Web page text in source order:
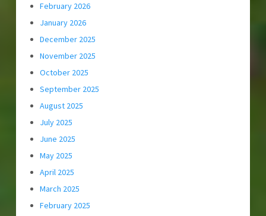
February 2026
January 2026
December 2025
November 2025
October 2025
September 2025
August 2025
July 2025
June 2025
May 2025
April 2025
March 2025
February 2025